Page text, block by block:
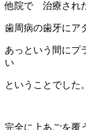
他院で 治療され
歯周病の歯牙にア
あっという間に
い
ということでした。
完全に上あごを